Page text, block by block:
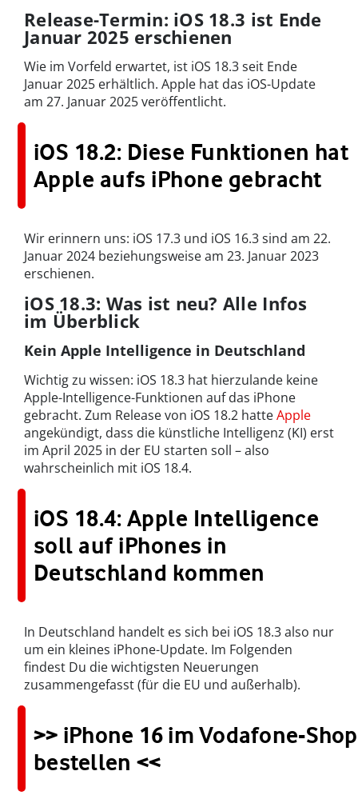
Release-Termin: iOS 18.3 ist Ende
Januar 2025 erschienen
Wie im Vorfeld erwartet, ist iOS 18.3 seit Ende
Januar 2025 erhältlich. Apple hat das iOS-Update
am 27. Januar 2025 veröffentlicht.
iOS 18.2: Diese Funktionen hat
Apple aufs iPhone gebracht
Wir erinnern uns: iOS 17.3 und iOS 16.3 sind am 22.
Januar 2024 beziehungsweise am 23. Januar 2023
erschienen.
iOS 18.3: Was ist neu? Alle Infos
im Überblick
Kein Apple Intelligence in Deutschland
Wichtig zu wissen: iOS 18.3 hat hierzulande keine
Apple-Intelligence-Funktionen auf das iPhone
gebracht. Zum Release von iOS 18.2 hatteApple
angekündigt, dass die künstliche Intelligenz (KI) erst
im April 2025 in der EU starten soll – also
wahrscheinlich mit iOS 18.4.
iOS 18.4: Apple Intelligence
soll auf iPhones in
Deutschland kommen
In Deutschland handelt es sich bei iOS 18.3 also nur
um ein kleines iPhone-Update. Im Folgenden
findest Du die wichtigsten Neuerungen
zusammengefasst (für die EU und außerhalb).
>> iPhone 16 im Vodafone-Shop
bestellen <<